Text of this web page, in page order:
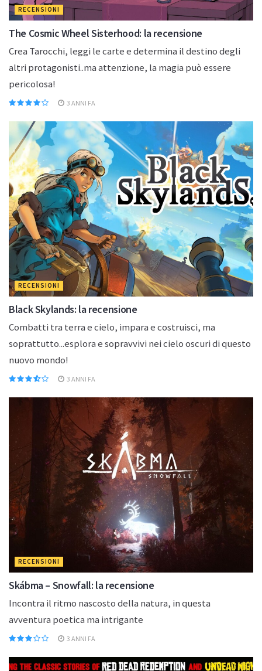
RECENSIONI
The Cosmic Wheel Sisterhood: la recensione
Crea Tarocchi, leggi le carte e determina il destino degli
altri protagonisti..ma attenzione, la magia può essere
pericolosa!
3 ANNI FA
RECENSIONI
Black Skylands: la recensione
Combatti tra terra e cielo, impara e costruisci, ma
soprattutto...esplora e sopravvivi nei cielo oscuri di questo
nuovo mondo!
3 ANNI FA
RECENSIONI
Skábma – Snowfall: la recensione
Incontra il ritmo nascosto della natura, in questa
avventura poetica ma intrigante
3 ANNI FA